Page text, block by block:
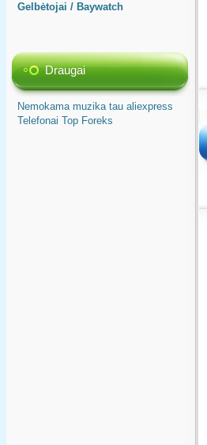
Gelbėtojai / Baywatch
Draugai
Nemokama muzika tau aliexpress
Telefonai Top Foreks